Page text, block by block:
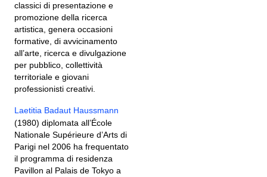
classici di presentazione e
promozione della ricerca
artistica, genera occasioni
formative, di avvicinamento
all’arte, ricerca e divulgazione
per pubblico, collettività
territoriale e giovani
professionisti creativi.
Laetitia Badaut Haussmann
(1980) diplomata all’École
Nationale Supérieure d’Arts di
Parigi nel 2006 ha frequentato
il programma di residenza
Pavillon al Palais de Tokyo a